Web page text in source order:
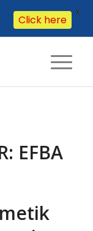
EFBA
Click here
X